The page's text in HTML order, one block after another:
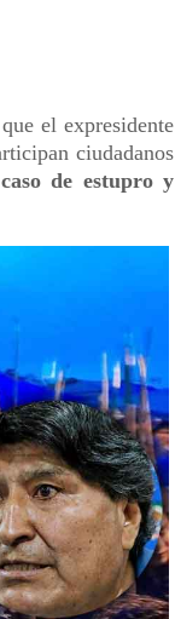
el expresidente
ciudadanos
de estupro y